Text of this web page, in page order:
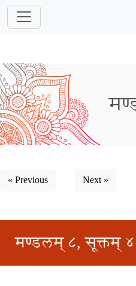
« Previous Next »
मण्डलम् ८, सूक्तम्